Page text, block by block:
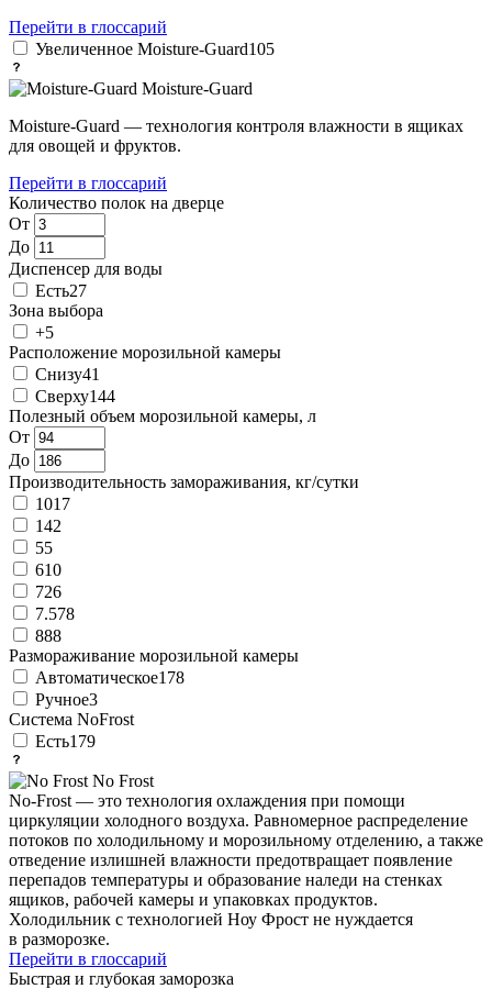
Перейти в глоссарий
Увеличенное Moisture-Guard105
Moisture-Guard
Moisture-Guard — технология контроля влажности в ящиках
для овощей и фруктов.
Перейти в глоссарий
Количество полок на дверце
От
До
Диспенсер для воды
Есть27
Зона выбора
+5
Расположение морозильной камеры
Снизу41
Сверху144
Полезный объем морозильной камеры, л
От
До
Производительность замораживания, кг/сутки
1017
142
55
610
726
7.578
888
Размораживание морозильной камеры
Автоматическое178
Ручное3
Система NoFrost
Есть179
No Frost
No-Frost — это технология охлаждения при помощи
циркуляции холодного воздуха. Равномерное распределение
потоков по холодильному и морозильному отделению, а также
отведение излишней влажности предотвращает появление
перепадов температуры и образование наледи на стенках
ящиков, рабочей камеры и упаковках продуктов.
Холодильник с технологией Ноу Фрост не нуждается
в разморозке.
Перейти в глоссарий
Быстрая и глубокая заморозка